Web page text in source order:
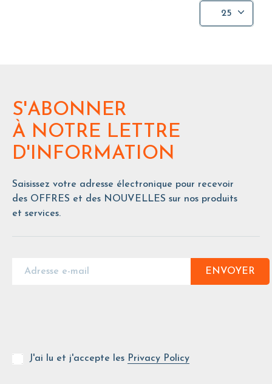
25
S'ABONNER
À NOTRE LETTRE
D'INFORMATION
Saisissez votre adresse électronique pour recevoir
des OFFRES et des NOUVELLES sur nos produits
et services.
ENVOYER
J'ai lu et j'accepte les Privacy Policy